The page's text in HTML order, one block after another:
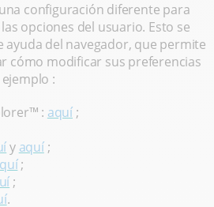
configuración diferente para
opciones del usuario. Esto se
ayuda del navegador, que permite
cómo modificar sus preferencias
:
: aquí ;
y aquí;
;
;
.